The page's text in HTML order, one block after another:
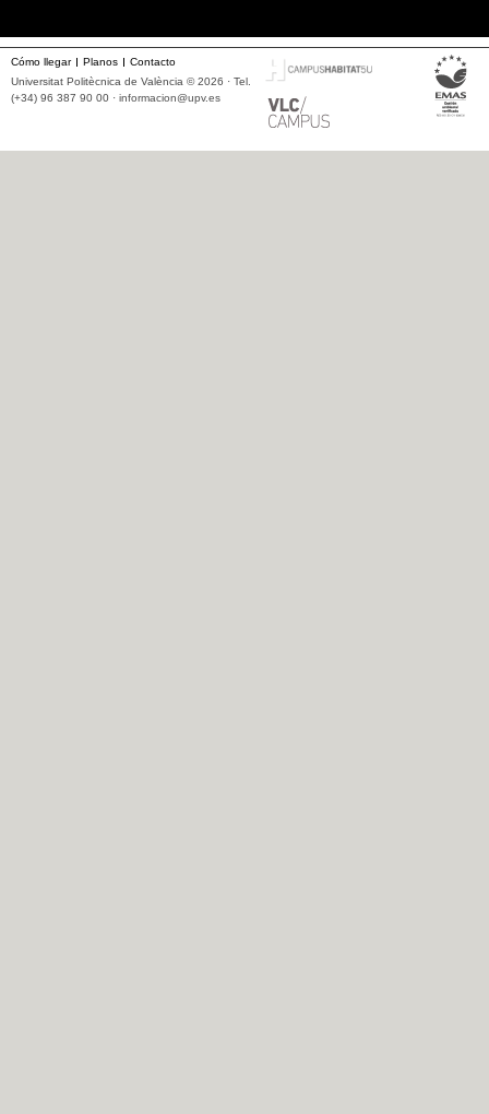
Cómo llegar Planos
Contacto
Universitat Politècnica de València © 2026 · Tel.
(+34) 96 387 90 00 · informacion@upv.es